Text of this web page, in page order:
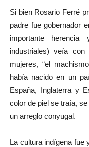
Si bien Rosario Ferré
padre fue gobernador
importante
industriales) veía
mujeres, “el
había nacido en un
España, Inglaterra y
color de piel se traía,
un arreglo conyugal.
La cultura indígena fue